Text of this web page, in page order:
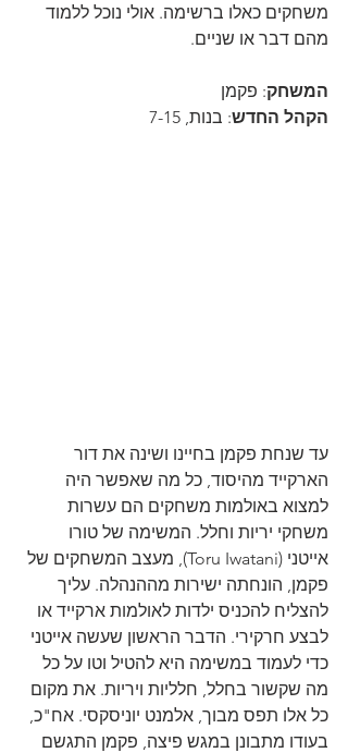
משחקים כאלו ברשימה. אולי נוכל ללמוד
מהם דבר או שניים.
המשחק: פקמן
הקהל החדש: בנות, 7-15
עד שנחת פקמן בחיינו ושינה את דור
הארקייד מהיסוד, כל מה שאפשר היה
למצוא באולמות משחקים הם עשרות
משחקי יריות וחלל. המשימה של טורו
אייטני (Toru Iwatani), מעצב המשחקים של
פקמן, הונחתה ישירות מההנהלה. עליך
להצליח להכניס ילדות לאולמות ארקייד או
לבצע חרקירי. הדבר הראשון שעשה אייטני
כדי לעמוד במשימה היא להטיל וטו על כל
מה שקשור בחלל, חלליות ויריות. את מקום
כל אלו תפס מבוך, אלמנט יוניסקסי. אח"כ,
בעודו מתבונן במגש פיצה, פקמן התגשם